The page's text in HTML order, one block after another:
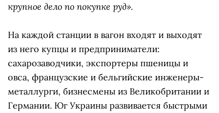
крупное дело по покупке руд».
На каждой станции в вагон входят и выходят
из него купцы и предприниматели:
сахарозаводчики, экспортеры пшеницы и
овса, французские и бельгийские инженеры-
металлурги, бизнесмены из Великобритании и
Германии. Юг Украины развивается быстрыми